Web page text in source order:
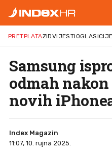
PRETPLATAZIDVIJESTIOGLASI
Samsung
odmah
novih
Index Magazin
11:07, 10. rujna 2025.